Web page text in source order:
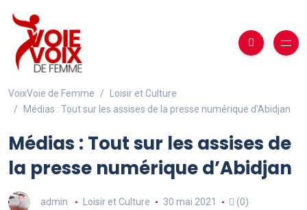
VoixVoie de Femme
Loisir et Culture
Médias : Tout sur les assises de la presse numérique d’Abidjan
Médias : Tout sur les assises de
la presse numérique d’Abidjan
admin Loisir et Culture 30 mai 2021 (0)